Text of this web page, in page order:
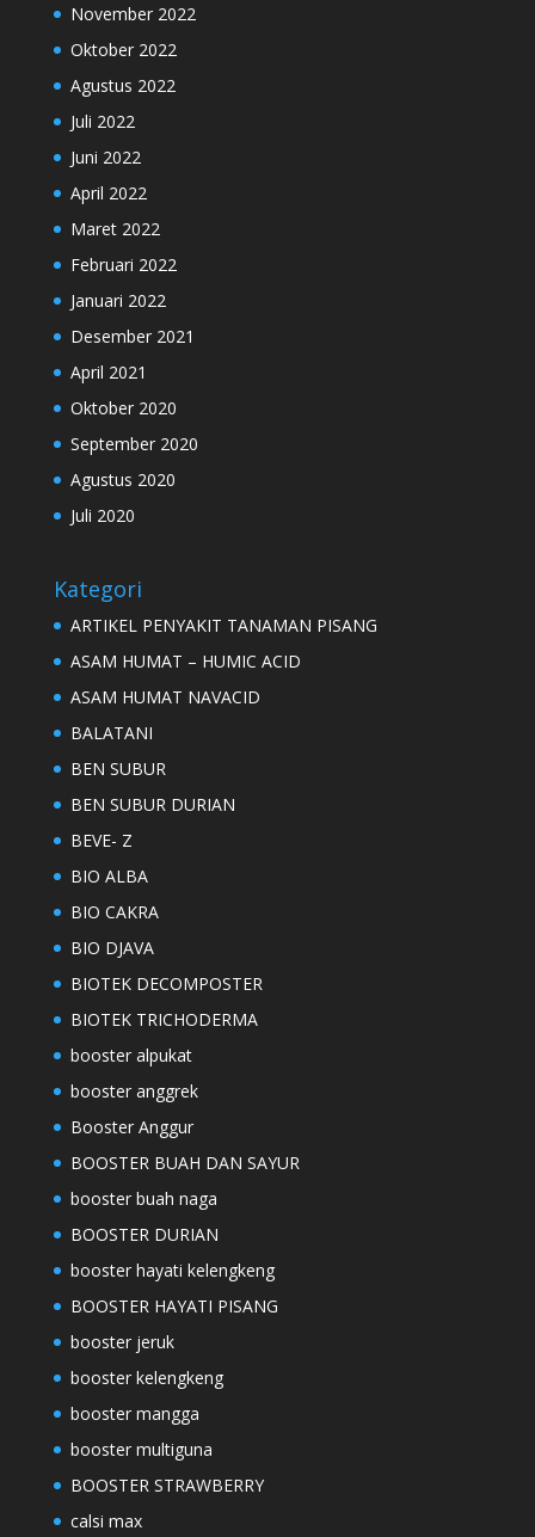
November 2022
Oktober 2022
Agustus 2022
Juli 2022
Juni 2022
April 2022
Maret 2022
Februari 2022
Januari 2022
Desember 2021
April 2021
Oktober 2020
September 2020
Agustus 2020
Juli 2020
Kategori
ARTIKEL PENYAKIT TANAMAN PISANG
ASAM HUMAT – HUMIC ACID
ASAM HUMAT NAVACID
BALATANI
BEN SUBUR
BEN SUBUR DURIAN
BEVE- Z
BIO ALBA
BIO CAKRA
BIO DJAVA
BIOTEK DECOMPOSTER
BIOTEK TRICHODERMA
booster alpukat
booster anggrek
Booster Anggur
BOOSTER BUAH DAN SAYUR
booster buah naga
BOOSTER DURIAN
booster hayati kelengkeng
BOOSTER HAYATI PISANG
booster jeruk
booster kelengkeng
booster mangga
booster multiguna
BOOSTER STRAWBERRY
calsi max